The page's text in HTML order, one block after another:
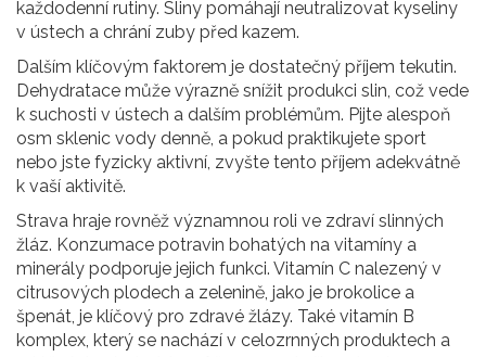
každodenní rutiny. Sliny pomáhají neutralizovat kyseliny
v ústech a chrání zuby před kazem.
Dalším klíčovým faktorem je dostatečný příjem tekutin.
Dehydratace může výrazně snížit produkci slin, což vede
k suchosti v ústech a dalším problémům. Pijte alespoň
osm sklenic vody denně, a pokud praktikujete sport
nebo jste fyzicky aktivní, zvyšte tento příjem adekvátně
k vaší aktivitě.
Strava hraje rovněž významnou roli ve zdraví slinných
žláz. Konzumace potravin bohatých na vitamíny a
minerály podporuje jejich funkci. Vitamín C nalezený v
citrusových plodech a zelenině, jako je brokolice a
špenát, je klíčový pro zdravé žlázy. Také vitamín B
komplex, který se nachází v celozrnných produktech a